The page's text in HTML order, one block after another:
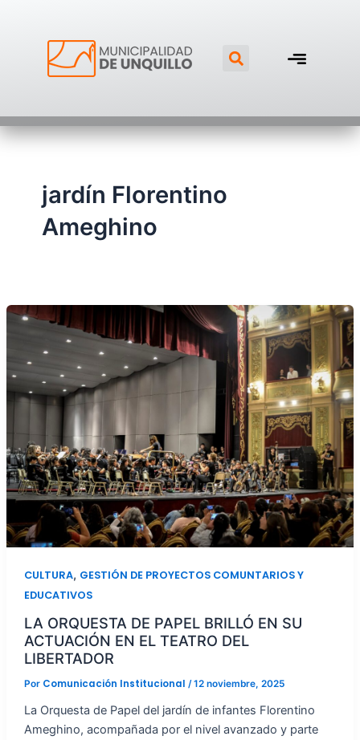
contenido
Search
jardín Florentino
Ameghino
CULTURA, GESTIÓN DE PROYECTOS COMUNTARIOS Y
EDUCATIVOS
LA ORQUESTA DE PAPEL BRILLÓ EN SU
ACTUACIÓN EN EL TEATRO DEL
LIBERTADOR
Por Comunicación Institucional /12 noviembre, 2025
La Orquesta de Papel del jardín de infantes Florentino
Ameghino, acompañada por el nivel avanzado y parte